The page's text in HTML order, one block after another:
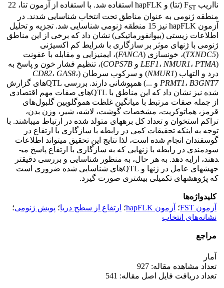
نااریب F ST
(تتا) و hapFLK استفاده شد. با استفاده از آزمون تتا، 22
منطقه ژنومی به عنوان مناطق تحت انتخاب شناسایی شدند. در
آزمون hapFLK نیز 15 منطقه ژنومی شناسایی شد. تجزیه و تحلیل
اطلاعات زیستی (بیوانفورماتیکی) نشان داد که برخی از این مناطق
ژنومی با ژن­های موثر بر سازگاری با شرایط کم اکسیژنی
(
TXNDC5)، خون­سازی (FANCA)، ایمنی­زایی و مقابله با عفونت
(
LEF1، NMUR1، PTMA و COPS7B)، تنظیم فشار خون و پاسخ به
درد و التهاب (NMUR1) و سرکوب سرطان ( CD82، GAS8،
PRMT1، B3GNT7
و ...) همپوشانی دارند. بررسی QTLهای گزارش
شده نیز نشان داد که این مناطق با QTLهای صفات مهم اقتصادی
از جمله صفات مرتبط با میانگین غلظت هموگلوبین گلبول‌های
قرمز، هماتوکریت، مشخصات گوشت، لاشه، شیر، وزن بدن،
تراکم استخوان و تعداد کل بره­های متولد شده در ارتباط می­باشند. با
توجه به اینکه تحقیقات کمی در رابطه با سازگاری با ارتفاع در
گوسفندان انجام شده است، لذا نتایج این تحقیق می­تواند اطلاعات
سودمندی در رابطه با ژن­هایی که به سازگاری با ارتفاع پاسخ می­
دهند، ارایه دهد. به هر حال، به منظور شناسایی و بررسی دقیق­تر
جهش­های عامل در ژن­ها و QTLهای شناسایی شده ضروری است
که پژوهش­های تکمیلی بیشتری صورت گیرد.
کلیدواژه‌ها
آزمون FST
؛ آزمون hapFLK ؛ ارتفاع از سطح دریا؛ پویش ژنومی؛
نشانه‌های انتخاب
مراجع
آمار
تعداد مشاهده مقاله: 927
تعداد دریافت فایل اصل مقاله: 541